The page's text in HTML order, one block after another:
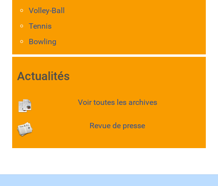
Volley-Ball
Tennis
Bowling
Actualités
Voir toutes les archives
Revue de presse